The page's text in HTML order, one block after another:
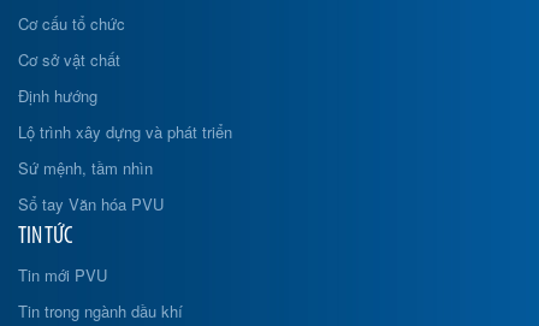
Cơ cấu tổ chức
Cơ sở vật chất
Định hướng
Lộ trình xây dựng và phát triển
Sứ mệnh, tầm nhìn
Sổ tay Văn hóa PVU
TIN TỨC
Tin mới PVU
Tin trong ngành dầu khí